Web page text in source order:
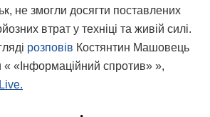
не змогли досягти поставлених
втрат у техніці та живій силі.
розповів Костянтин Машовець
« «Інформаційний спротив» »,